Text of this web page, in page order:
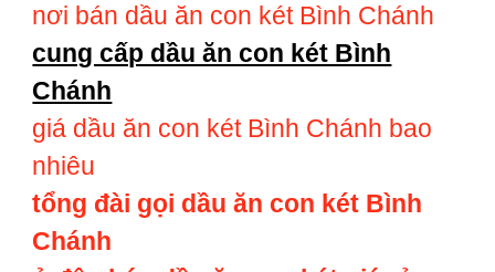
nơi bán dầu ăn con két Bình Chánh
cung cấp dầu ăn con két Bình
Chánh
giá dầu ăn con két Bình Chánh bao
nhiêu
tổng đài gọi dầu ăn con két Bình
Chánh